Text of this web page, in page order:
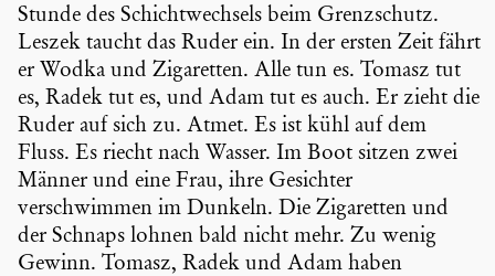
Stunde des Schicht­wech­sels beim Grenz­schutz.
Leszek taucht das Ruder ein. In der ersten Zeit fährt
er Wodka und Zigaretten. Alle tun es. Tomasz tut
es, Radek tut es, und Adam tut es auch. Er zieht die
Ruder auf sich zu. Atmet. Es ist kühl auf dem
Fluss. Es riecht nach Wasser. Im Boot sitzen zwei
Männer und eine Frau, ihre Gesichter
verschwimmen im Dunkeln. Die Zigaretten und
der Schnaps lohnen bald nicht mehr. Zu wenig
Gewinn. Tomasz, Radek und Adam haben